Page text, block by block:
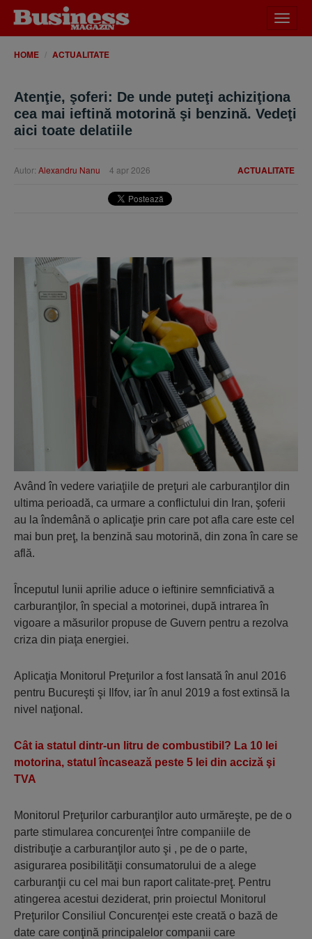
meniu
HOME ACTUALITATE
Atenţie, şoferi: De unde puteţi achiziţiona
cea mai ieftină motorină şi benzină. Vedeţi
aici toate delatiile
ACTUALITATE
Autor: Alexandru Nanu 4 apr 2026
Având în vedere variaţiile de preţuri ale carburanţilor din
ultima perioadă, ca urmare a conflictului din Iran, şoferii
au la îndemână o aplicaţie prin care pot afla care este cel
mai bun preţ, la benzină sau motorină, din zona în care se
află.
Începutul lunii aprilie aduce o ieftinire semnficiativă a
carburanţilor, în special a motorinei, după intrarea în
vigoare a măsurilor propuse de Guvern pentru a rezolva
criza din piaţa energiei.
Aplicaţia Monitorul Preţurilor a fost lansată în anul 2016
pentru Bucureşti şi Ilfov, iar în anul 2019 a fost extinsă la
nivel naţional.
Cât ia statul dintr-un litru de combustibil? La 10 lei
motorina, statul încasează peste 5 lei din acciză şi
TVA
Monitorul Preţurilor carburanţilor auto urmăreşte, pe de o
parte stimularea concurenţei între companiile de
distribuţie a carburanţilor auto şi , pe de o parte,
asigurarea posibilităţii consumatorului de a alege
carburanţii cu cel mai bun raport calitate-preţ. Pentru
atingerea acestui deziderat, prin proiectul Monitorul
Preţurilor Consiliul Concurenţei este creată o bază de
date care conţină principalelor companii care